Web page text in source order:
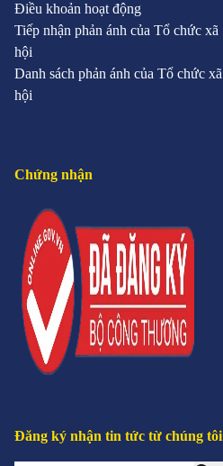
Điều khoản hoạt động
Tiếp nhận phản ánh của Tổ chức xã
hội
Danh sách phản ánh của Tổ chức xã
hội
Chứng nhận
Đăng ký nhận tin tức từ chúng tôi